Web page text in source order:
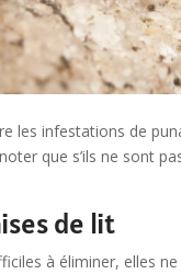
les infestations de
que s’ils ne sont
de lit
à éliminer, elles